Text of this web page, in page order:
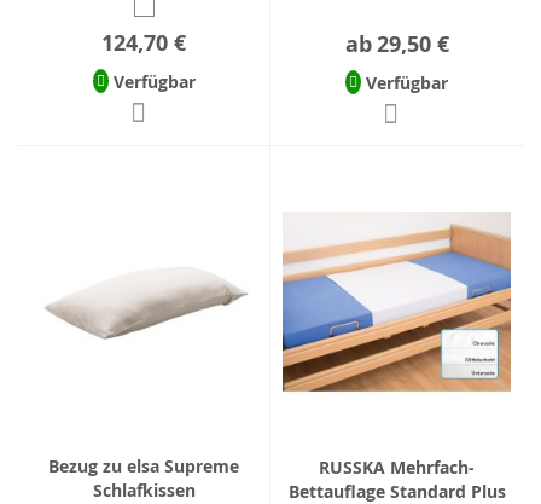
124,70 €
Verfügbar
ab29,50 €
Verfügbar
Bezug zu elsa Supreme
Schlafkissen
RUSSKA Mehrfach-
Bettauflage Standard Plus